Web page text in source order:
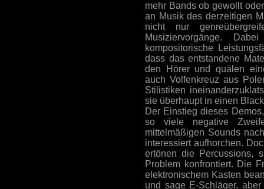
mehr Bands ob gewollt
an Musik des derzeitigen
nicht nur
Musiziervorgänge.
kompositorische
dass das entstandene
den Hörer und quälen
auch Volfenkreuz aus
Stilistiken
sie überhaupt in einen
Der Einstieg dieses
so viele negative
mittelmäßigen Sounds
interessiert aufhorchen.
ertönen die Percussions,
Problem konfrontiert. Die
elektronischem Kasten
und sage E-Schläger,